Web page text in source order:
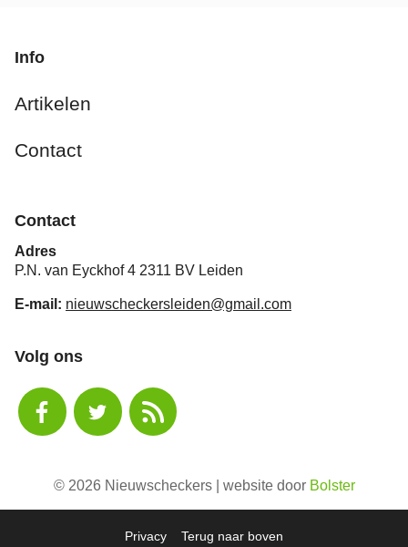
Info
Artikelen
Contact
Contact
Adres
P.N. van Eyckhof 4 2311 BV Leiden
E-mail: nieuwscheckersleiden@gmail.com
Volg ons
© 2026 Nieuwscheckers | website door Bolster
Privacy Terug naar boven